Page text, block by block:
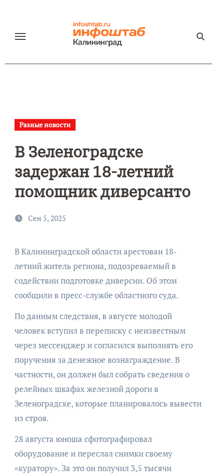
содержанию
Разные новости
В Зеленоградске
задержан 18-летний
помощник диверсанто
Сен 5, 2025
В Калининградской области арестован 18-
летний житель региона, подозреваемый в
содействии подготовке диверсии. Об этом
сообщили в пресс-службе областного суда.
По данным следствия, в августе молодой
человек вступил в переписку с неизвестным
через мессенджер и согласился выполнять его
поручения за денежное вознаграждение. В
частности, он должен был собрать сведения о
релейных шкафах железной дороги в
Зеленоградске, которые планировалось вывести
из строя.
28 августа юноша сфотографировал
оборудование и переслал снимки своему
«куратору». За это он получил 3,5 тысячи